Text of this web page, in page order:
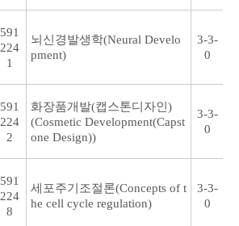
591
224
1
뇌신경발생학(Neural Develo
pment)
3-3-
0
591
224
2
화장품개발(캡스톤디자인)
(Cosmetic Development(Capst
one Design))
3-3-
0
591
224
8
세포주기조절론(Concepts of t
he cell cycle regulation)
3-3-
0